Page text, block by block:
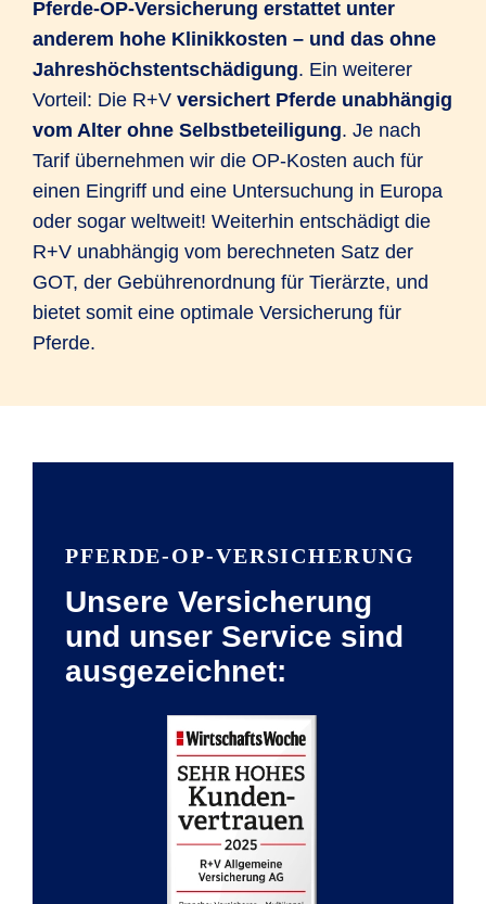
Pferde-OP-Versicherung erstattet unter
anderem hohe Klinikkosten – und das ohne
Jahreshöchstentschädigung. Ein weiterer
Vorteil: Die R+V versichert Pferde unabhängig
vom Alter ohne Selbstbeteiligung. Je nach
Tarif übernehmen wir die OP-Kosten auch für
einen Eingriff und eine Untersuchung in Europa
oder sogar weltweit! Weiterhin entschädigt die
R+V unabhängig vom berechneten Satz der
GOT, der Gebührenordnung für Tierärzte, und
bietet somit eine optimale Versicherung für
Pferde.
PFERDE-OP-VERSICHERUNG
Unsere Versicherung
und unser Service sind
ausgezeichnet: